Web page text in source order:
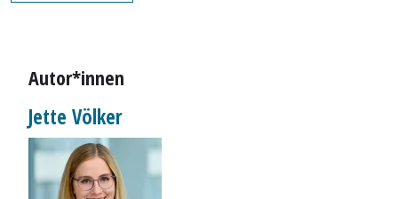
Autor*innen
Jette Völker